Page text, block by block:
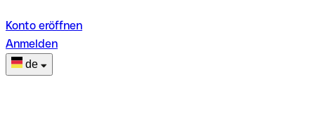
Konto eröffnen
Anmelden
de